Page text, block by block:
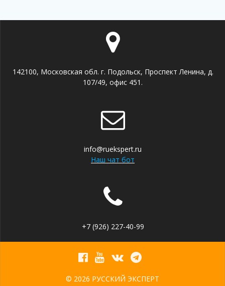
142100, Московская обл. г. Подольск, Проспект Ленина, д.
107/49, офис 451.
info@ruekspert.ru
Наш чат бот
+7 (926) 227-40-99
© 2026 РУССКИЙ ЭКСПЕРТ